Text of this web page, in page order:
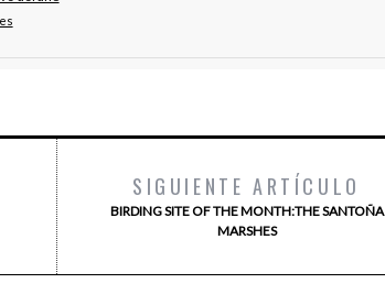
SIGUIENTE ARTÍCULO
BIRDING SITE OF THE MONTH:THE SANTOÑA
MARSHES